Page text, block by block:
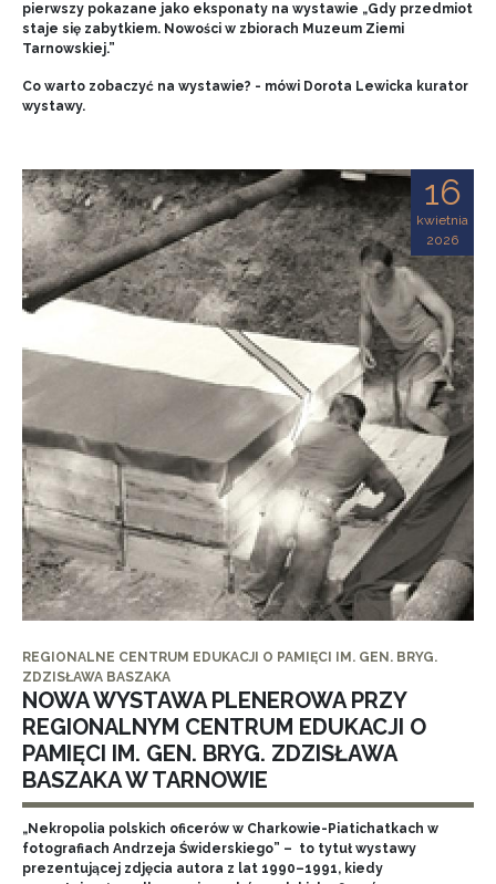
pierwszy pokazane jako eksponaty na wystawie „Gdy przedmiot
staje się zabytkiem. Nowości w zbiorach Muzeum Ziemi
Tarnowskiej.”
Co warto zobaczyć na wystawie? - mówi Dorota Lewicka kurator
wystawy.
16
kwietnia
2026
REGIONALNE CENTRUM EDUKACJI O PAMIĘCI IM. GEN. BRYG.
ZDZISŁAWA BASZAKA
NOWA WYSTAWA PLENEROWA PRZY
REGIONALNYM CENTRUM EDUKACJI O
PAMIĘCI IM. GEN. BRYG. ZDZISŁAWA
BASZAKA W TARNOWIE
„Nekropolia polskich oficerów w Charkowie-Piatichatkach w
fotografiach Andrzeja Świderskiego” – to tytuł wystawy
prezentującej zdjęcia autora z lat 1990–1991, kiedy